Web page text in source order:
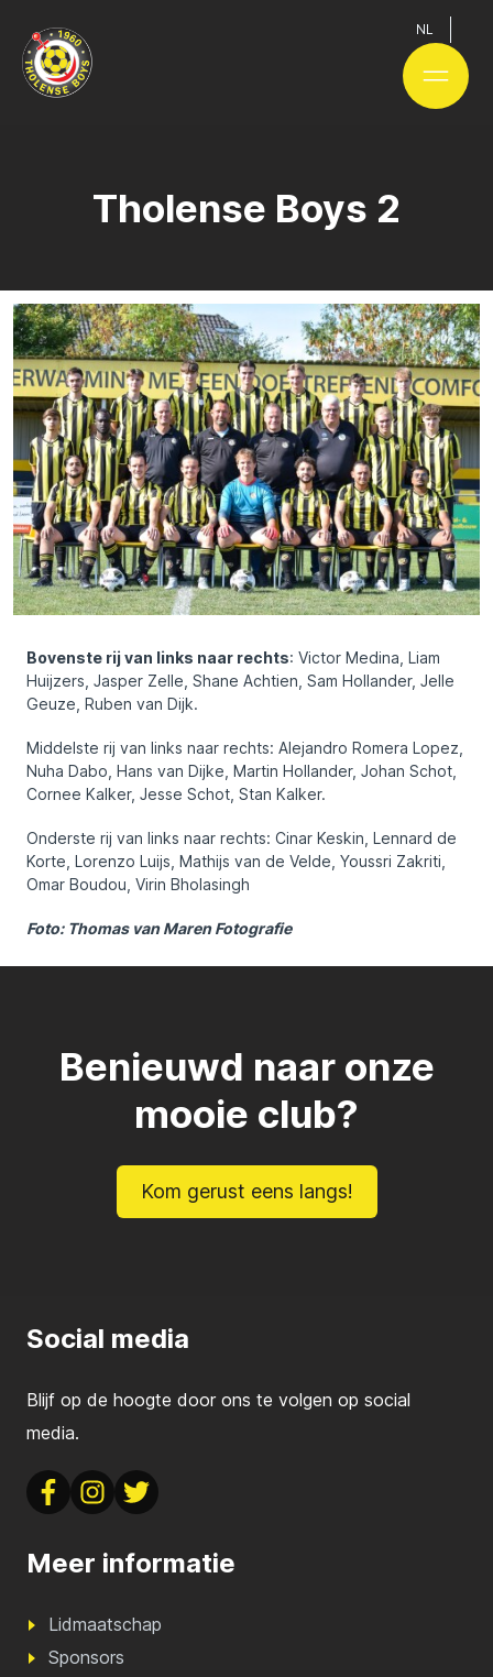
NL
Tholense Boys 2
Bovenste rij van links naar rechts: Victor Medina, Liam
Huijzers, Jasper Zelle, Shane Achtien, Sam Hollander, Jelle
Geuze, Ruben van Dijk.
Middelste rij van links naar rechts: Alejandro Romera Lopez,
Nuha Dabo, Hans van Dijke, Martin Hollander, Johan Schot,
Cornee Kalker, Jesse Schot, Stan Kalker.
Onderste rij van links naar rechts: Cinar Keskin, Lennard de
Korte, Lorenzo Luijs, Mathijs van de Velde, Youssri Zakriti,
Omar Boudou, Virin Bholasingh
Foto: Thomas van Maren Fotografie
Benieuwd naar onze
mooie club?
Kom gerust eens langs!
Social media
Blijf op de hoogte door ons te volgen op social
media.
Meer informatie
Lidmaatschap
Sponsors